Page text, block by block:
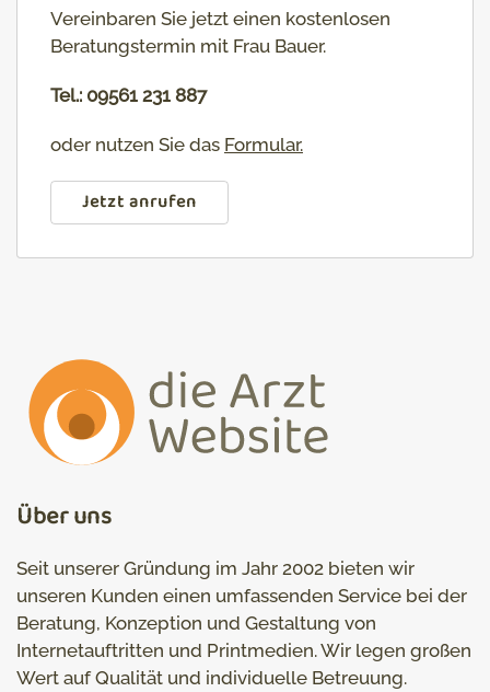
Vereinbaren Sie jetzt einen kostenlosen
Beratungstermin mit Frau Bauer.
Tel.: 09561 231 887
oder nutzen Sie das Formular.
Jetzt anrufen
Über uns
Seit unserer Gründung im Jahr 2002 bieten wir
unseren Kunden einen umfassenden Service bei der
Beratung, Konzeption und Gestaltung von
Internetauftritten und Printmedien. Wir legen großen
Wert auf Qualität und individuelle Betreuung.